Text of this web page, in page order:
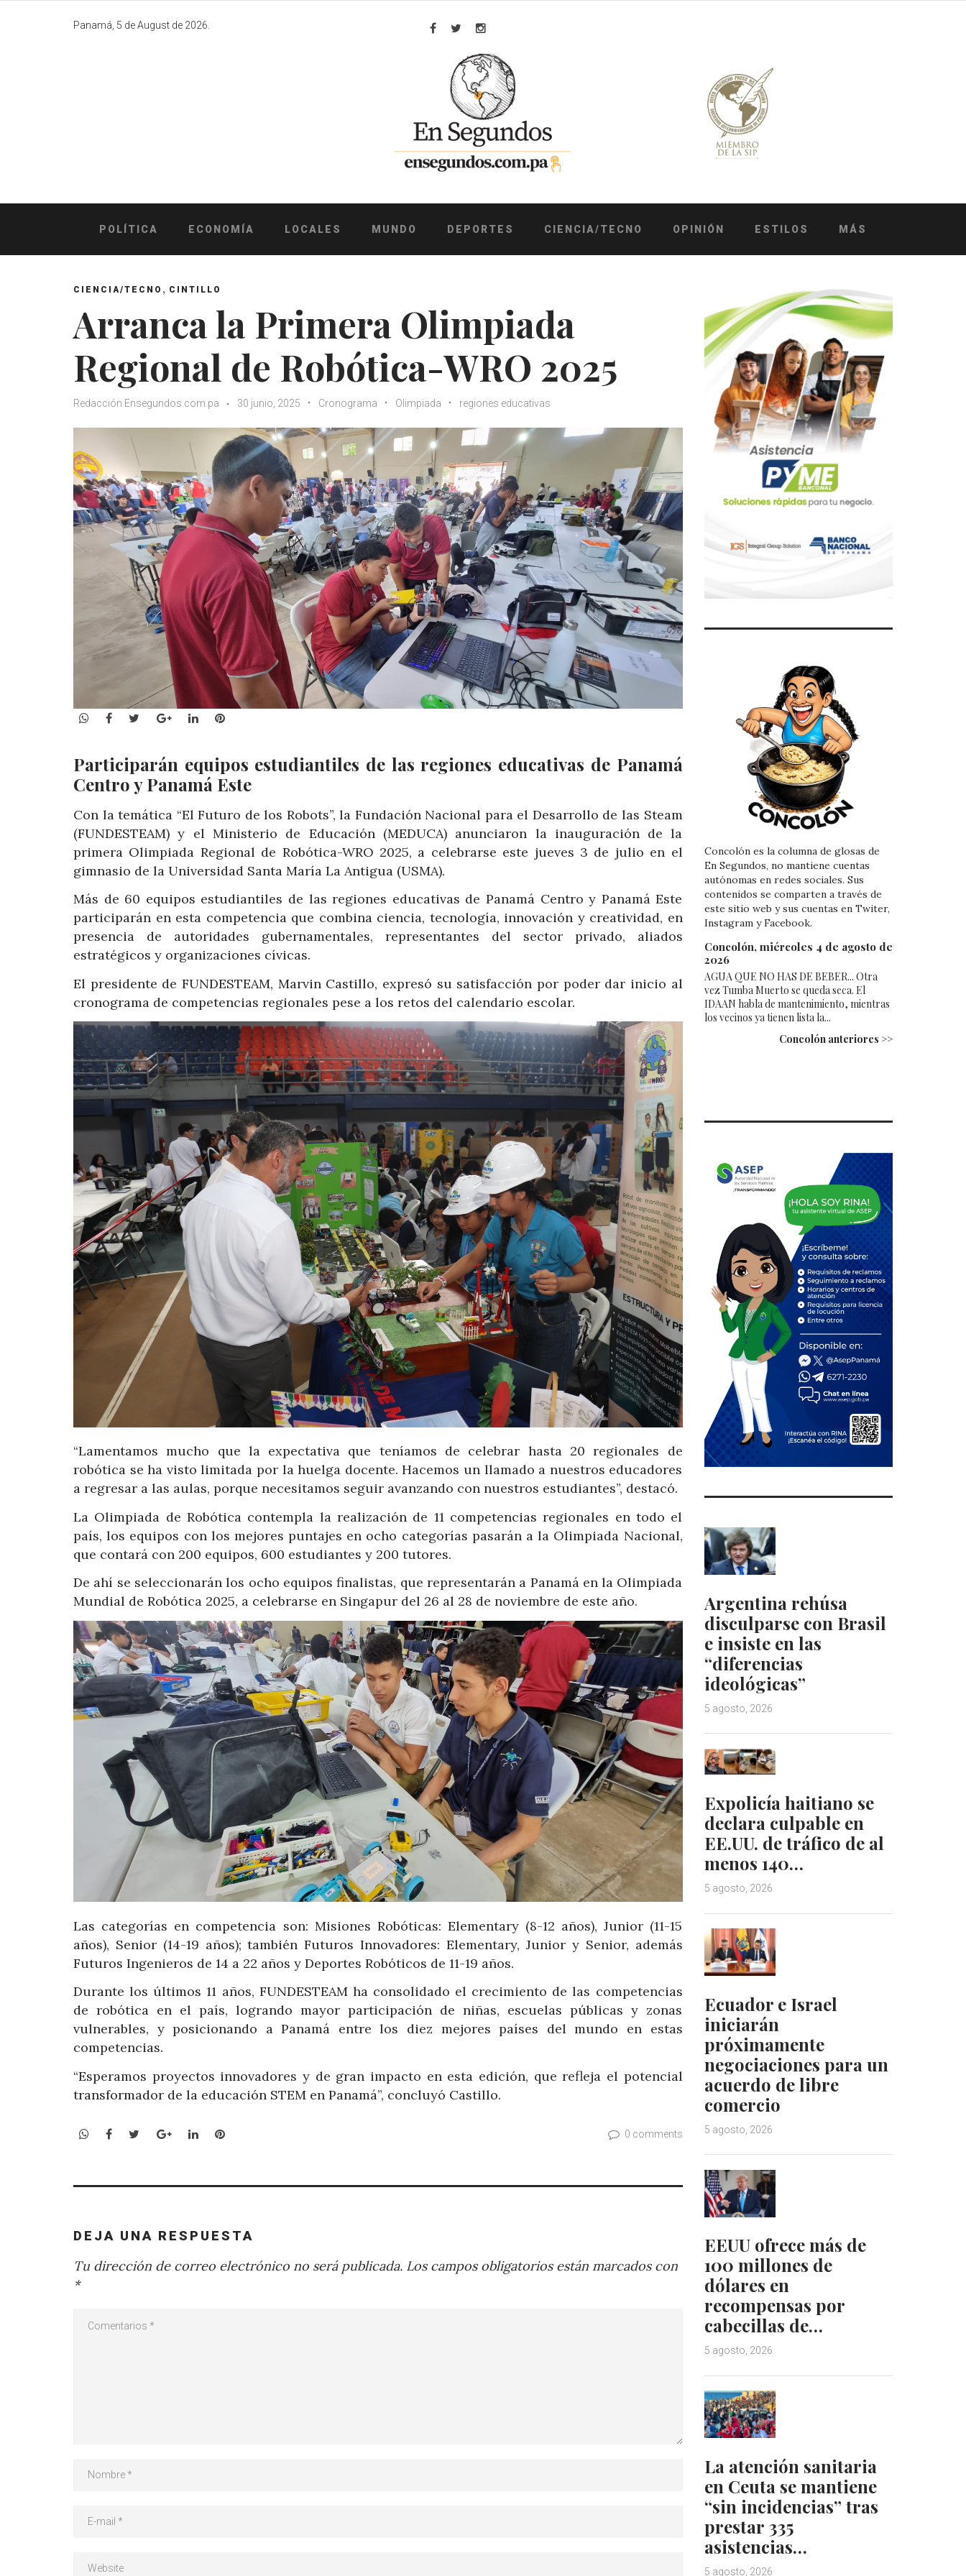
Panamá, 5 de August de 2026.
Facebook
TwitterInstagram
POLÍTICA ECONOMÍA LOCALES MUNDO DEPORTES CIENCIA/TECNO OPINIÓN ESTILOS MÁS
CIENCIA/TECNO , CINTILLO
Arranca la Primera Olimpiada
Regional de Robótica-WRO 2025
Redacción Ensegundos.com.pa 30 junio, 2025 Cronograma Olimpiada regiones educativas
WhatsApp
Facebook
TwitterGoogle+LinkedInPinterest
Participarán equipos estudiantiles de las regiones educativas de Panamá
Centro y Panamá Este
Con la temática “El Futuro de los Robots”, la Fundación Nacional para el Desarrollo de las Steam
(FUNDESTEAM) y el Ministerio de Educación (MEDUCA) anunciaron la inauguración de la
primera Olimpiada Regional de Robótica-WRO 2025, a celebrarse este jueves 3 de julio en el
gimnasio de la Universidad Santa María La Antigua (USMA).
Más de 60 equipos estudiantiles de las regiones educativas de Panamá Centro y Panamá Este
participarán en esta competencia que combina ciencia, tecnología, innovación y creatividad, en
presencia de autoridades gubernamentales, representantes del sector privado, aliados
estratégicos y organizaciones cívicas.
El presidente de FUNDESTEAM, Marvin Castillo, expresó su satisfacción por poder dar inicio al
cronograma de competencias regionales pese a los retos del calendario escolar.
“Lamentamos mucho que la expectativa que teníamos de celebrar hasta 20 regionales de
robótica se ha visto limitada por la huelga docente. Hacemos un llamado a nuestros educadores
a regresar a las aulas, porque necesitamos seguir avanzando con nuestros estudiantes”, destacó.
La Olimpiada de Robótica contempla la realización de 11 competencias regionales en todo el
país, los equipos con los mejores puntajes en ocho categorías pasarán a la Olimpiada Nacional,
que contará con 200 equipos, 600 estudiantes y 200 tutores.
De ahí se seleccionarán los ocho equipos finalistas, que representarán a Panamá en la Olimpiada
Mundial de Robótica 2025, a celebrarse en Singapur del 26 al 28 de noviembre de este año.
Las categorías en competencia son: Misiones Robóticas: Elementary (8-12 años), Junior (11-15
años), Senior (14-19 años); también Futuros Innovadores: Elementary, Junior y Senior, además
Futuros Ingenieros de 14 a 22 años y Deportes Robóticos de 11-19 años.
Durante los últimos 11 años, FUNDESTEAM ha consolidado el crecimiento de las competencias
de robótica en el país, logrando mayor participación de niñas, escuelas públicas y zonas
vulnerables, y posicionando a Panamá entre los diez mejores países del mundo en estas
competencias.
“Esperamos proyectos innovadores y de gran impacto en esta edición, que refleja el potencial
transformador de la educación STEM en Panamá”, concluyó Castillo.
WhatsApp
Facebook
TwitterGoogle+LinkedInPinterest 0 comments
DEJA UNA RESPUESTA
Tu dirección de correo electrónico no será publicada. Los campos obligatorios están marcados con
*
Concolón es la columna de glosas de
En Segundos, no mantiene cuentas
autónomas en redes sociales. Sus
contenidos se comparten a través de
este sitio web y sus cuentas en Twiter,
Instagram y Facebook.
Concolón, miércoles 4 de agosto de
2026
AGUA QUE NO HAS DE BEBER... Otra
vez Tumba Muerto se queda seca. El
IDAAN habla de mantenimiento, mientras
los vecinos ya tienen lista la...
Concolón anteriores >>
Argentina rehúsa
disculparse con Brasil
e insiste en las
“diferencias
ideológicas”
5 agosto, 2026
Expolicía haitiano se
declara culpable en
EE.UU. de tráfico de al
menos 140…
5 agosto, 2026
Ecuador e Israel
iniciarán
próximamente
negociaciones para un
acuerdo de libre
comercio
5 agosto, 2026
EEUU ofrece más de
100 millones de
dólares en
recompensas por
cabecillas de…
5 agosto, 2026
La atención sanitaria
en Ceuta se mantiene
“sin incidencias” tras
prestar 335
asistencias…
5 agosto, 2026